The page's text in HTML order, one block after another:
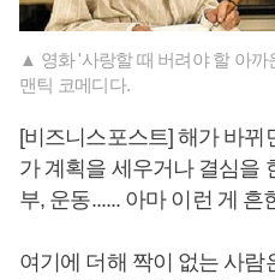
▲ 영화 '사랑할 때 버려야 할 아까
맨틱 코메디다.
[비즈니스포스트] 해가 바
가 계획을 세우거나 결심을
부, 운동...... 아마 이런 게 흔
여기에 더해 짝이 없는 사